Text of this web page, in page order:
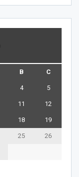
B C
4 5
11 12
18 19
25 26